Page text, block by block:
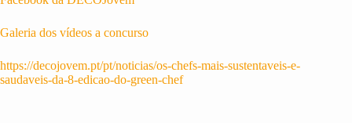
Galeria dos vídeos a concurso
https://decojovem.pt/pt/noticias/os-chefs-mais-sustentaveis-e-
saudaveis-da-8-edicao-do-green-chef